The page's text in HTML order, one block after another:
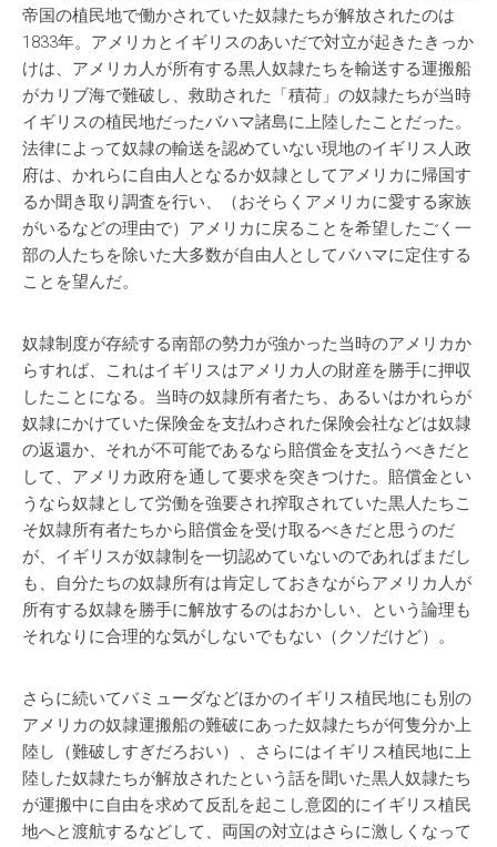
帝国の植民地で働かされていた奴隷たちが解放されたのは
1833年。アメリカとイギリスのあいだで対立が起きたきっか
けは、アメリカ人が所有する黒人奴隷たちを輸送する運搬船
がカリブ海で難破し、救助された「積荷」の奴隷たちが当時
イギリスの植民地だったバハマ諸島に上陸したことだった。
法律によって奴隷の輸送を認めていない現地のイギリス人政
府は、かれらに自由人となるか奴隷としてアメリカに帰国す
るか聞き取り調査を行い、（おそらくアメリカに愛する家族
がいるなどの理由で）アメリカに戻ることを希望したごく一
部の人たちを除いた大多数が自由人としてバハマに定住する
ことを望んだ。
奴隷制度が存続する南部の勢力が強かった当時のアメリカか
らすれば、これはイギリスはアメリカ人の財産を勝手に押収
したことになる。当時の奴隷所有者たち、あるいはかれらが
奴隷にかけていた保険金を支払わされた保険会社などは奴隷
の返還か、それが不可能であるなら賠償金を支払うべきだと
して、アメリカ政府を通して要求を突きつけた。賠償金とい
うなら奴隷として労働を強要され搾取されていた黒人たちこ
そ奴隷所有者たちから賠償金を受け取るべきだと思うのだ
が、イギリスが奴隷制を一切認めていないのであればまだし
も、自分たちの奴隷所有は肯定しておきながらアメリカ人が
所有する奴隷を勝手に解放するのはおかしい、という論理も
それなりに合理的な気がしないでもない（クソだけど）。
さらに続いてバミューダなどほかのイギリス植民地にも別の
アメリカの奴隷運搬船の難破にあった奴隷たちが何隻分か上
陸し（難破しすぎだろおい）、さらにはイギリス植民地に上
陸した奴隷たちが解放されたという話を聞いた黒人奴隷たち
が運搬中に自由を求めて反乱を起こし意図的にイギリス植民
地へと渡航するなどして、両国の対立はさらに激しくなって